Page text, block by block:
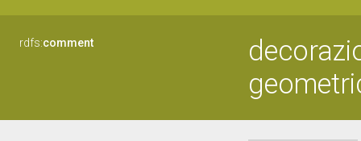
rdfs:comment